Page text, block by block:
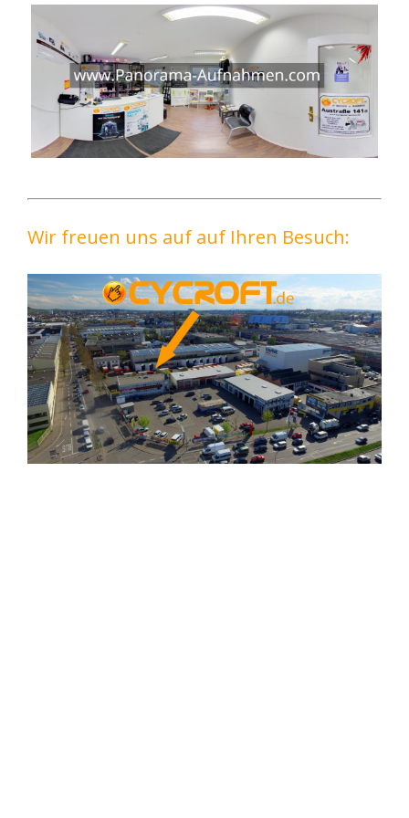
Wir freuen uns auf auf Ihren Besuch: